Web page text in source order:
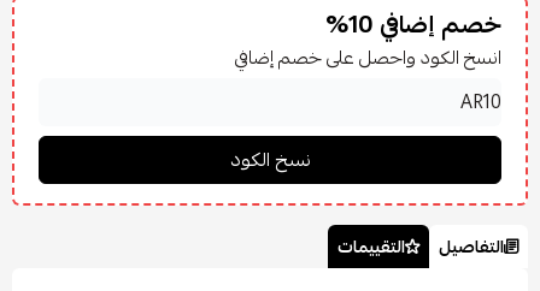
خصم إضافي 10%
انسخ الكود واحصل على خصم إضافي
التفاصيل التقييمات